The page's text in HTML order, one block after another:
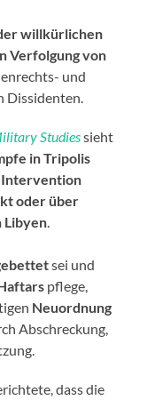
willkürlichen
Verfolgung von
und
Studiessieht
in Tripolis
Intervention
oder über
Libyen
sei und
pflege,
Neuordnung
Abschreckung,
dass die